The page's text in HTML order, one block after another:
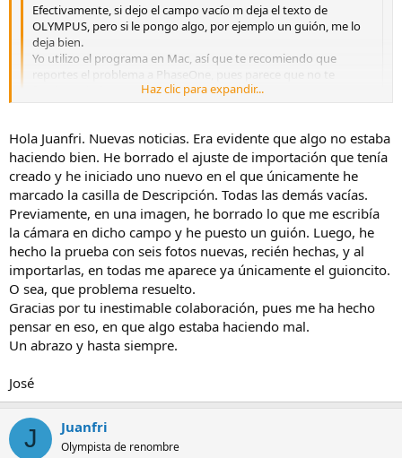
Efectivamente, si dejo el campo vacío m deja el texto de
OLYMPUS, pero si le pongo algo, por ejemplo un guión, me lo
deja bien.
Yo utilizo el programa en Mac, así que te recomiendo que
reportes el problema a PhaseOne, pues parece que no te
funciona de forma correcta.Haz clic para expandir...
que yo estoy haciendo las cosas bien hechas. Como estoy en
periodo de prueba y experimentando por primera vez con esta
aplicación, no me extrañaría que esté cometiendo algún error al
configurar la importación. ¿Sería mucho pedirte que me
describieses un poco los pasos que sigues y enviarme algún
pantallazo del proceso de configuración de los metadatos?
Te lo agradecería enormemente.
Un saludo.
José
Haz clic para expandir...
Hola Juanfri. Nuevas noticias. Era evidente que algo no estaba
haciendo bien. He borrado el ajuste de importación que tenía
creado y he iniciado uno nuevo en el que únicamente he
marcado la casilla de Descripción. Todas las demás vacías.
Previamente, en una imagen, he borrado lo que me escribía
la cámara en dicho campo y he puesto un guión. Luego, he
hecho la prueba con seis fotos nuevas, recién hechas, y al
importarlas, en todas me aparece ya únicamente el guioncito.
O sea, que problema resuelto.
Gracias por tu inestimable colaboración, pues me ha hecho
pensar en eso, en que algo estaba haciendo mal.
Un abrazo y hasta siempre.
José
J Juanfri
Olympista de renombre